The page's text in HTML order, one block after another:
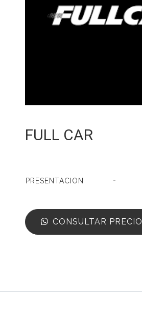
FULL CAR
PRESENTACION -
CONSULTAR PRECIO